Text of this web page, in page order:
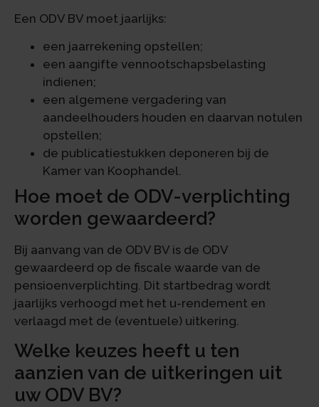
Een ODV BV moet jaarlijks:
een jaarrekening opstellen;
een aangifte vennootschapsbelasting
indienen;
een algemene vergadering van
aandeelhouders houden en daarvan notulen
opstellen;
de publicatiestukken deponeren bij de
Kamer van Koophandel.
Hoe moet de ODV-verplichting
worden gewaardeerd?
Bij aanvang van de ODV BV is de ODV
gewaardeerd op de fiscale waarde van de
pensioenverplichting. Dit startbedrag wordt
jaarlijks verhoogd met het u-rendement en
verlaagd met de (eventuele) uitkering.
Welke keuzes heeft u ten
aanzien van de uitkeringen uit
uw ODV BV?